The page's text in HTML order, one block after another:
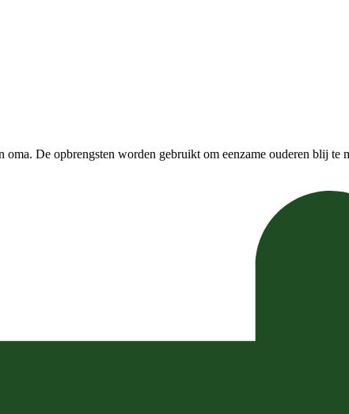
De opbrengsten worden gebruikt om eenzame ouderen blij te